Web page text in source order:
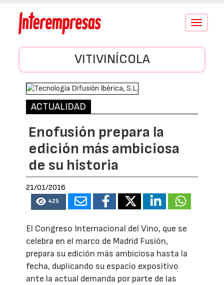
Conmutar
VITIVINÍCOLA
ACTUALIDAD
Enofusión prepara la
edición más ambiciosa
de su historia
21/01/2016
425
El Congreso Internacional del Vino, que se
celebra en el marco de Madrid Fusión,
prepara su edición más ambiciosa hasta la
fecha, duplicando su espacio expositivo
ante la actual demanda por parte de las